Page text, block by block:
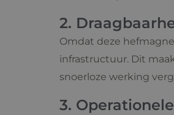
2.
Omdat deze
infrastructuur. Dit
snoerloze werking
3.